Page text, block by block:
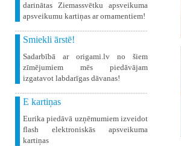
darinātas Ziemassvētku apsveikuma
apsveikumu kartiņas ar ornamentiem!
Smiekli ārstē!
Sadarbībā ar origami.lv no šiem
zīmējumiem mēs piedāvājam
izgatavot labdarīgas dāvanas!
E kartiņas
Eurika piedāvā uzņēmumiem izveidot
flash elektroniskās apsveikuma
kartiņas